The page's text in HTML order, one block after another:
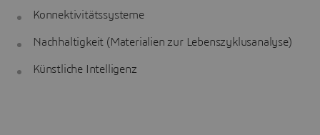
Konnektivitätssysteme
Nachhaltigkeit (Materialien zur Lebenszyklusanalyse)
Künstliche Intelligenz